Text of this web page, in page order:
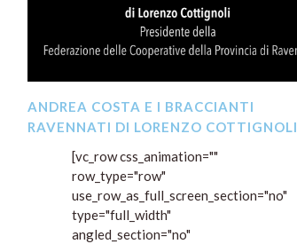
ANDREA COSTA E I BRACCIANTI
RAVENNATI DI LORENZO COTTIGNOLI
[vc_row css_animation=""
row_type="row"
use_row_as_full_screen_section="no"
type="full_width"
angled_section="no"